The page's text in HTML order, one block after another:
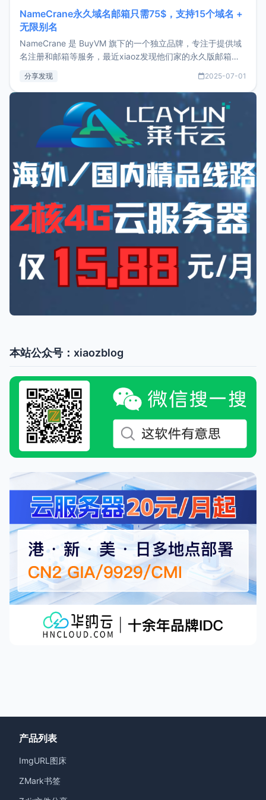
NameCrane永久域名邮箱只需75$，支持15个域名 +
无限别名
NameCrane 是 BuyVM 旗下的一个独立品牌，专注于提供域
名注册和邮箱等服务，最近xiaoz发现他们家的永久版邮箱服
又实惠的域名邮箱，不妨尝试一下 NameCrane。注册
NameCraneNameCrane不支持直接注册，必须要购买
分享发现 2025-07-01
本站公众号：xiaozblog
产品列表
ImgURL图床
ZMark书签